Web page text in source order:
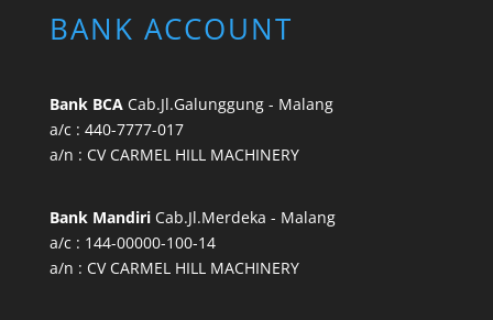
BANK ACCOUNT
Bank BCA Cab.Jl.Galunggung - Malang
a/c : 440-7777-017
a/n : CV CARMEL HILL MACHINERY
Bank MandiriCab.Jl.Merdeka - Malang
a/c : 144-00000-100-14
a/n : CV CARMEL HILL MACHINERY